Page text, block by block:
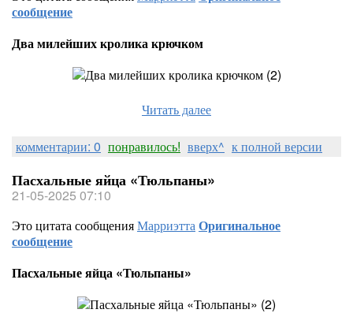
сообщение
Два милейших кролика крючком
Читать далее
комментарии: 0 понравилось! вверх^ к полной версии
Пасхальные яйца «Тюльпаны»
21-05-2025 07:10
Это цитата сообщенияМарриэттаОригинальное
сообщение
Пасхальные яйца «Тюльпаны»